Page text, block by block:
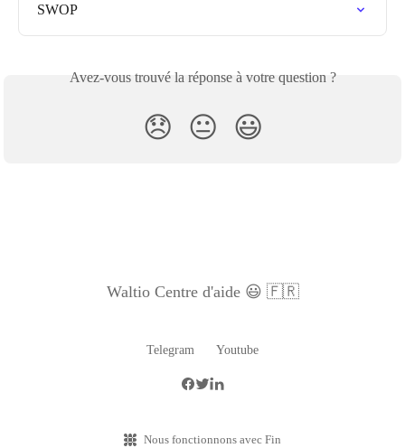
SWOP
Avez-vous trouvé la réponse à votre question ?
😞 😐 😃
Waltio Centre d'aide 😃 🇫🇷
Telegram Youtube
Nous fonctionnons avec Fin